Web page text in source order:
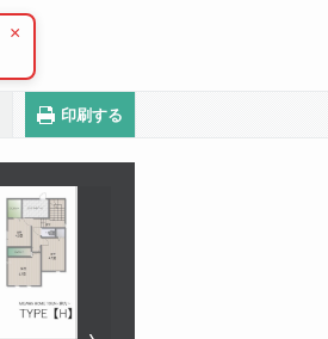
×
印刷する